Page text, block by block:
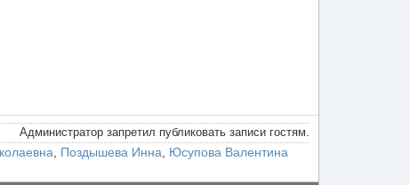
Администратор запретил публиковать записи гостям.
Поздышева Инна
Юсупова Валентина